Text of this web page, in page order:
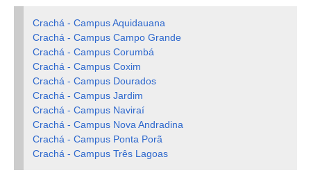
Crachá - Campus Aquidauana
Crachá - Campus Campo Grande
Crachá - Campus Corumbá
Crachá - Campus Coxim
Crachá - Campus Dourados
Crachá - Campus Jardim
Crachá - Campus Naviraí
Crachá - Campus Nova Andradina
Crachá - Campus Ponta Porã
Crachá - Campus Três Lagoas